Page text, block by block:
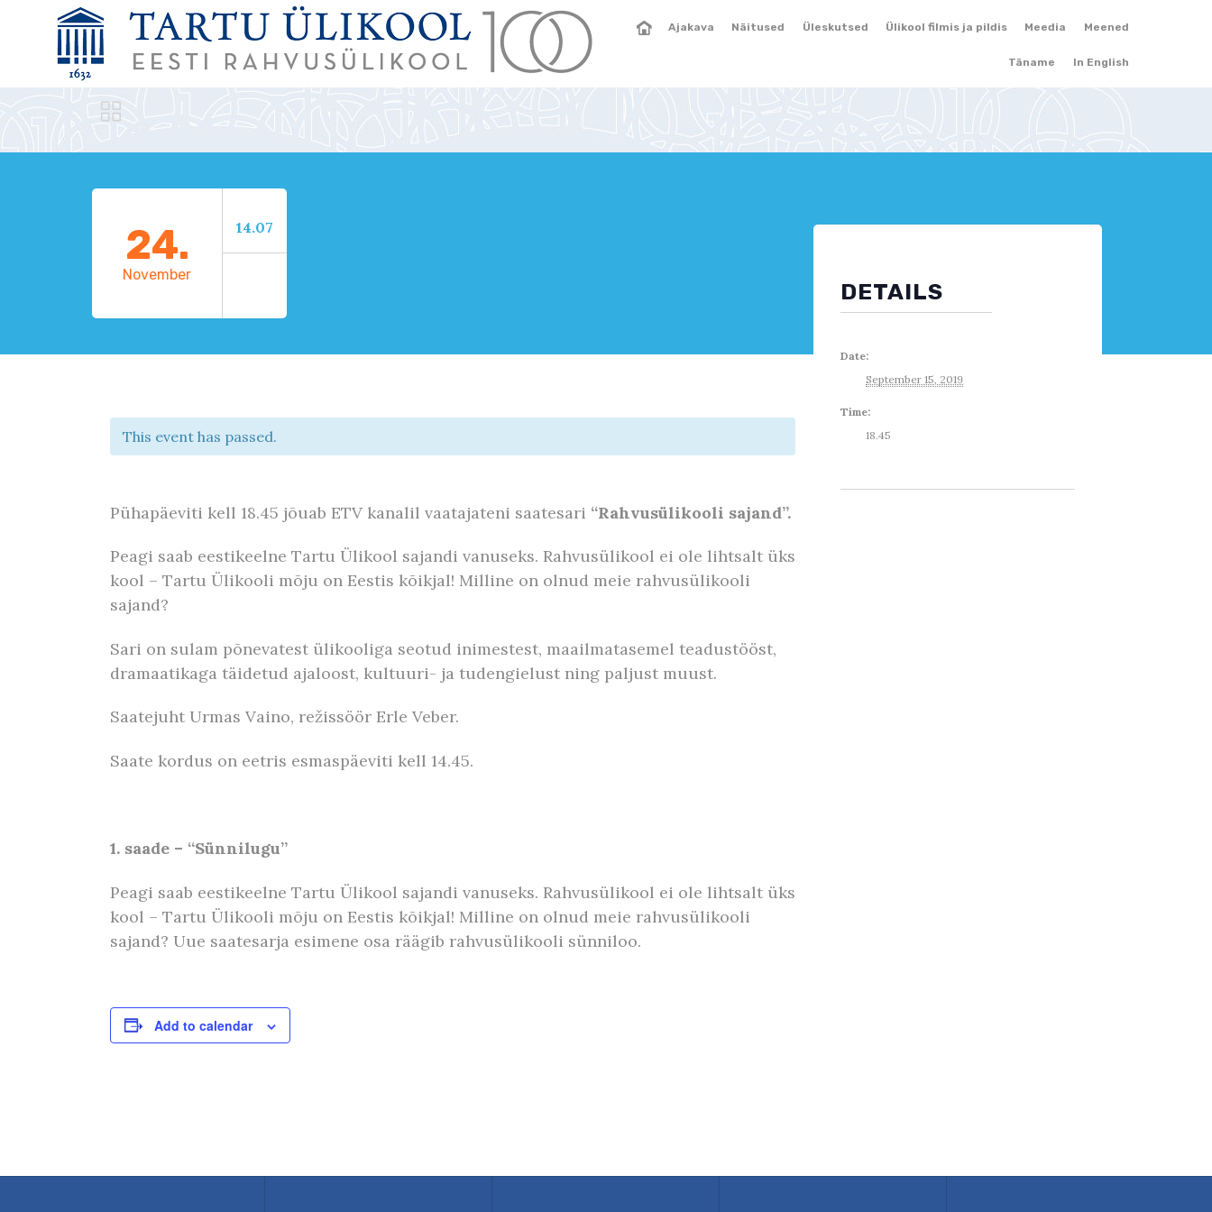
Ajakava Näitused Üleskutsed Ülikool filmis ja pildis Meedia Meened
Täname In English

24.
November
14.07
This event has passed.
Pühapäeviti kell 18.45 jõuab ETV kanalil vaatajateni saatesari “Rahvusülikooli sajand”.
Peagi saab eestikeelne Tartu Ülikool sajandi vanuseks. Rahvusülikool ei ole lihtsalt üks
kool – Tartu Ülikooli mõju on Eestis kõikjal! Milline on olnud meie rahvusülikooli
sajand?
Sari on sulam põnevatest ülikooliga seotud inimestest, maailmatasemel teadustööst,
dramaatikaga täidetud ajaloost, kultuuri- ja tudengielust ning paljust muust.
Saatejuht Urmas Vaino, režissöör Erle Veber.
Saate kordus on eetris esmaspäeviti kell 14.45.
1. saade – “Sünnilugu”
Peagi saab eestikeelne Tartu Ülikool sajandi vanuseks. Rahvusülikool ei ole lihtsalt üks
kool – Tartu Ülikooli mõju on Eestis kõikjal! Milline on olnud meie rahvusülikooli
sajand? Uue saatesarja esimene osa räägib rahvusülikooli sünniloo.
Add to calendar
DETAILS
Date:
September 15, 2019
Time:
18.45